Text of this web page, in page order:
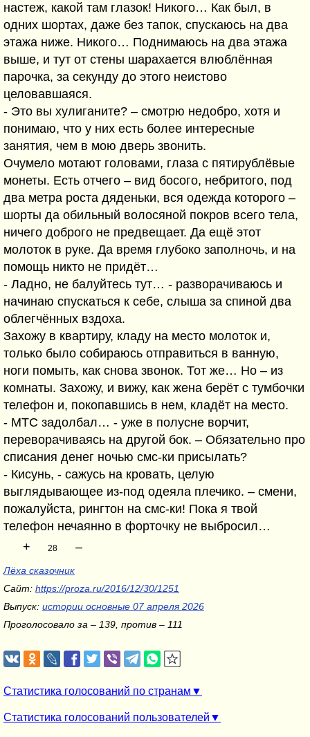
настеж, какой там глазок! Никого… Как был, в
одних шортах, даже без тапок, спускаюсь на два
этажа ниже. Никого… Поднимаюсь на два этажа
выше, и тут от стены шарахается влюблённая
парочка, за секунду до этого неистово
целовавшаяся.
- Это вы хулиганите? – смотрю недобро, хотя и
понимаю, что у них есть более интересные
занятия, чем в мою дверь звонить.
Очумело мотают головами, глаза с пятирублёвые
монеты. Есть отчего – вид босого, небритого, под
два метра роста дяденьки, вся одежда которого –
шорты да обильный волосяной покров всего тела,
ничего доброго не предвещает. Да ещё этот
молоток в руке. Да время глубоко заполночь, и на
помощь никто не придёт…
- Ладно, не балуйтесь тут… - разворачиваюсь и
начинаю спускаться к себе, слыша за спиной два
облегчённых вздоха.
Захожу в квартиру, кладу на место молоток и,
только было собираюсь отправиться в ванную,
ноги помыть, как снова звонок. Тот же… Но – из
комнаты. Захожу, и вижу, как жена берёт с тумбочки
телефон и, покопавшись в нем, кладёт на место.
- МТС задолбал… - уже в полусне ворчит,
переворачиваясь на другой бок. – Обязательно про
списания денег ночью смс-ки присылать?
- Кисунь, - сажусь на кровать, целую
выглядывающее из-под одеяла плечико. – смени,
пожалуйста, рингтон на смс-ки! Пока я твой
телефон нечаянно в форточку не выбросил…
+
28 –
Лёха сказочник
Сайт: https://proza.ru/2016/12/30/1251
Выпуск: истории основные 07 апреля 2026
Проголосовало за – 139, против – 111
Статистика голосований по странам
Статистика голосований пользователей